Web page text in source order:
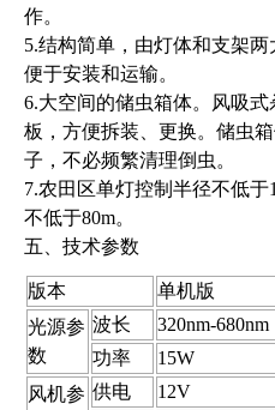
作。
5.结构简单，由灯体和支架两
便于安装和运输。
6.大空间的储虫箱体。风吸
板，方便拆装、更换。储虫
子，不必频繁清理倒虫。
7.农田区单灯控制半径不低
不低于80m。
五、技术参数
版本 单机版
光源参
数
波长
320nm-680nm
功率
15W
风机参 供电
12V